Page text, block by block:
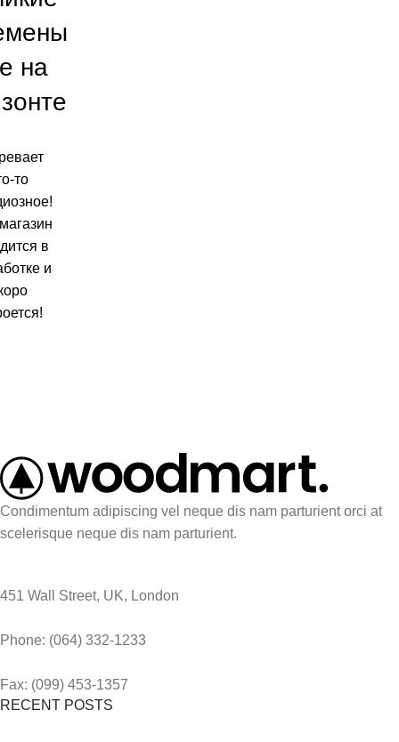
на
то
в
и
Condimentum adipiscing vel neque dis nam parturient orci at
scelerisque neque dis nam parturient.
451 Wall Street, UK, London
Phone: (064) 332-1233
Fax: (099) 453-1357
RECENT POSTS